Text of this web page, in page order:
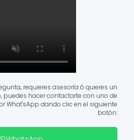
requieres asesoría ó quieres un
puedes hacer contactarte con uno de
What'sApp dando clic en el siguiente
botón: